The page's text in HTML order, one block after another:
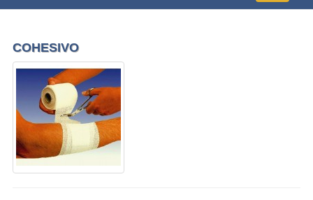
COHESIVO